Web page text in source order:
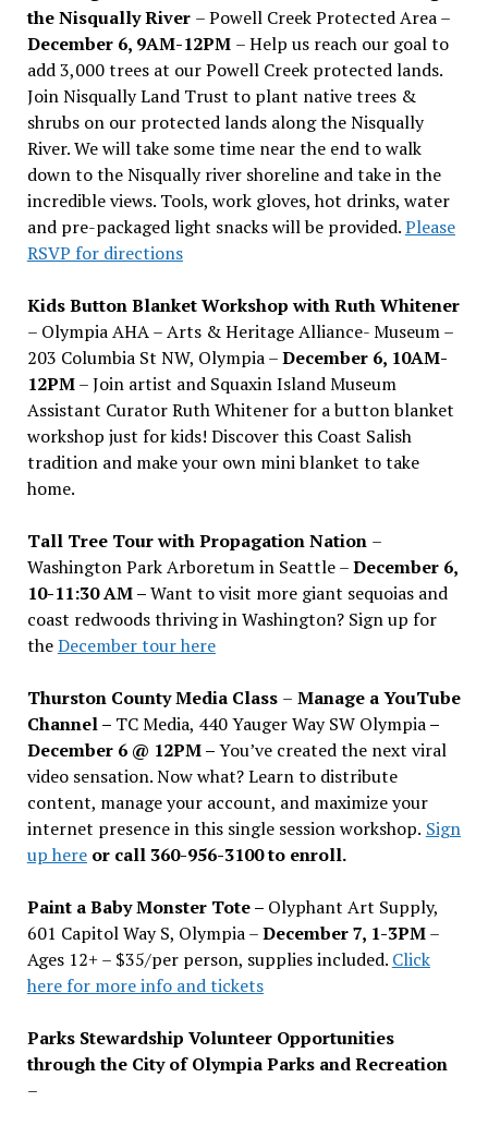
the Nisqually River – Powell Creek Protected Area –
December 6, 9AM-12PM – Help us reach our goal to
add 3,000 trees at our Powell Creek protected lands.
Join Nisqually Land Trust to plant native trees &
shrubs on our protected lands along the Nisqually
River. We will take some time near the end to walk
down to the Nisqually river shoreline and take in the
incredible views. Tools, work gloves, hot drinks, water
and pre-packaged light snacks will be provided.Please
RSVP for directions
Kids Button Blanket Workshop with Ruth Whitener
– Olympia AHA – Arts & Heritage Alliance- Museum –
203 Columbia St NW, Olympia –December 6, 10AM-
12PM– Join artist and Squaxin Island Museum
Assistant Curator Ruth Whitener for a button blanket
workshop just for kids! Discover this Coast Salish
tradition and make your own mini blanket to take
home.
Tall Tree Tour with Propagation Nation –
Washington Park Arboretum in Seattle –December 6,
10-11:30 AM –Want to visit more giant sequoias and
coast redwoods thriving in Washington? Sign up for
theDecember tour here
Thurston County Media Class – Manage a YouTube
Channel – TC Media, 440 Yauger Way SW Olympia–
December 6 @ 12PM –You’ve created the next viral
video sensation. Now what? Learn to distribute
content, manage your account, and maximize your
internet presence in this single session workshop. Sign
up hereor call 360-956-3100 to enroll.
Paint a Baby Monster Tote – Olyphant Art Supply,
601 Capitol Way S, Olympia –December 7, 1-3PM–
Ages 12+ – $35/per person, supplies included. Click
here for more info and tickets
Parks Stewardship Volunteer Opportunities
through the City of Olympia Parks and Recreation
–